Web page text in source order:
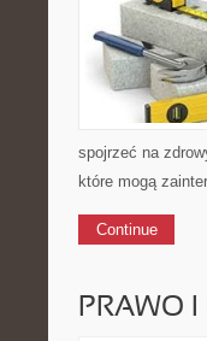
spojrzeć na
które mogą
Continue
PRAWO I